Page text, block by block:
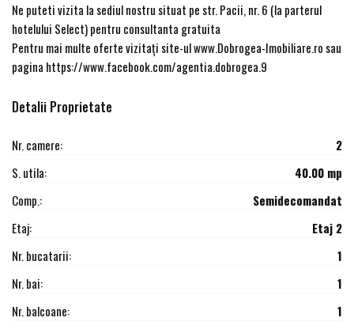
Ne puteti vizita la sediul nostru situat pe str. Pacii, nr. 6 (la parterul
hotelului Select) pentru consultanta gratuita
Pentru mai multe oferte vizitați site-ul www.Dobrogea-Imobiliare.ro sau
pagina https://www.facebook.com/agentia.dobrogea.9
Detalii Proprietate
Nr. camere:
2
S. utila:
40.00 mp
Comp.:
Semidecomandat
Etaj:
Etaj 2
Nr. bucatarii:
1
Nr. bai:
1
Nr. balcoane:
1